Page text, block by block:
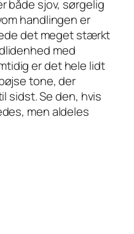
både sjov, sørgelig
handlingen er
det meget stærkt
med
er det hele lidt
tone, der
sidst. Se den, hvis
men aldeles